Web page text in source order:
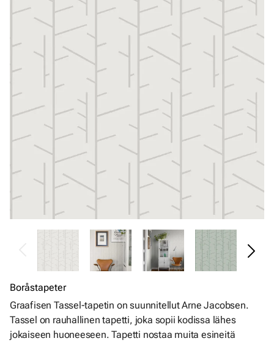
Boråstapeter
Graafisen Tassel-tapetin on suunnitellut Arne Jacobsen.
Tassel on rauhallinen tapetti, joka sopii kodissa lähes
jokaiseen huoneeseen. Tapetti nostaa muita esineitä